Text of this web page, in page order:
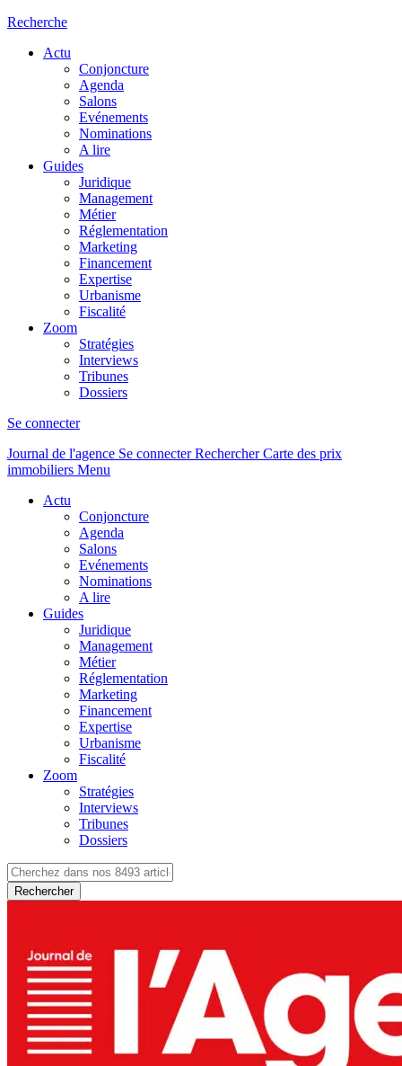
Recherche
Actu
Conjoncture
Agenda
Salons
Evénements
Nominations
A lire
Guides
Juridique
Management
Métier
Réglementation
Marketing
Financement
Expertise
Urbanisme
Fiscalité
Zoom
Stratégies
Interviews
Tribunes
Dossiers
Se connecter
Journal de l'agence Se connecterRechercher Carte des prix
immobiliers Menu
Actu
Conjoncture
Agenda
Salons
Evénements
Nominations
A lire
Guides
Juridique
Management
Métier
Réglementation
Marketing
Financement
Expertise
Urbanisme
Fiscalité
Zoom
Stratégies
Interviews
Tribunes
Dossiers
Rechercher